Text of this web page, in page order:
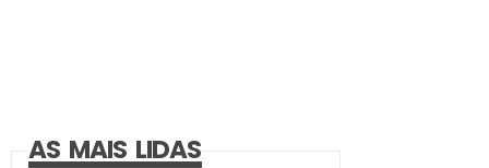
AS MAIS LIDAS